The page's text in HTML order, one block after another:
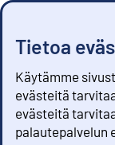
Tietoa
Käytämme
evästeitä
evästeitä
palautepalvelun